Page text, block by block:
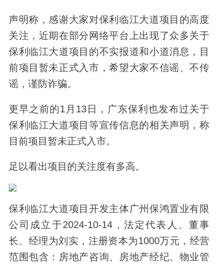
声明称，感谢大家对保利临江大道项目的高度
关注，近期在部分网络平台上出现了众多关于
保利临江大道项目的不实报道和小道消息，目
前项目暂未正式入市，希望大家不信谣、不传
谣，谨防诈骗。
更早之前的1月13日，广东保利也发布过关于
保利临江大道项目等宣传信息的相关声明，称
目前项目暂未正式入市。
足以看出项目的关注度有多高。
保利临江大道项目开发主体广州保鸿置业有限
公司成立于2024-10-14，法定代表人、董事
长、经理为刘实，注册资本为1000万元，经营
范围包含：房地产咨询、房地产经纪、物业管